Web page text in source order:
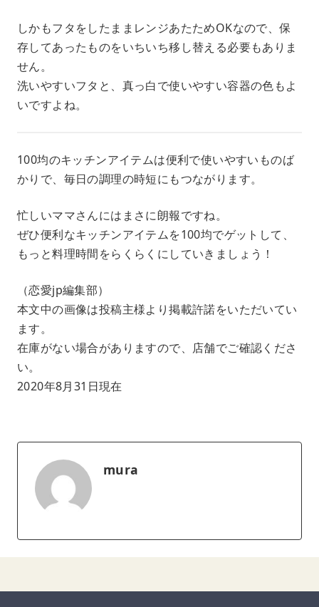
しかもフタをしたままレンジあたためOKなので、保
存してあったものをいちいち移し替える必要もありま
せん。
洗いやすいフタと、真っ白で使いやすい容器の色もよ
いですよね。
100均のキッチンアイテムは便利で使いやすいものば
かりで、毎日の調理の時短にもつながります。
忙しいママさんにはまさに朗報ですね。
ぜひ便利なキッチンアイテムを100均でゲットして、
もっと料理時間をらくらくにしていきましょう！
（恋愛jp編集部）
本文中の画像は投稿主様より掲載許諾をいただいてい
ます。
在庫がない場合がありますので、店舗でご確認くださ
い。
2020年8月31日現在
mura